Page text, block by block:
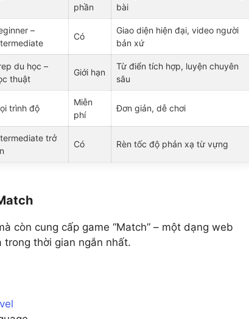
phần
bài
–
Có
Giao diện hiện đại, video người
bản xứ
du học –
thuật
Giới hạn
Từ điển tích hợp, luyện chuyên
sâu
trình độ
Miễn
phí
Đơn giản, dễ chơi
trở
Có Rèn tốc độ phản xạ từ vựng
còn cung cấp game “Match” – một dạng web
thời gian ngắn nhất.